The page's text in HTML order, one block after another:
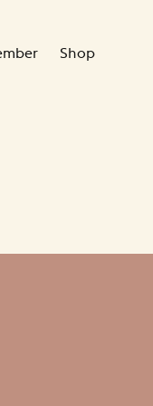
Shop